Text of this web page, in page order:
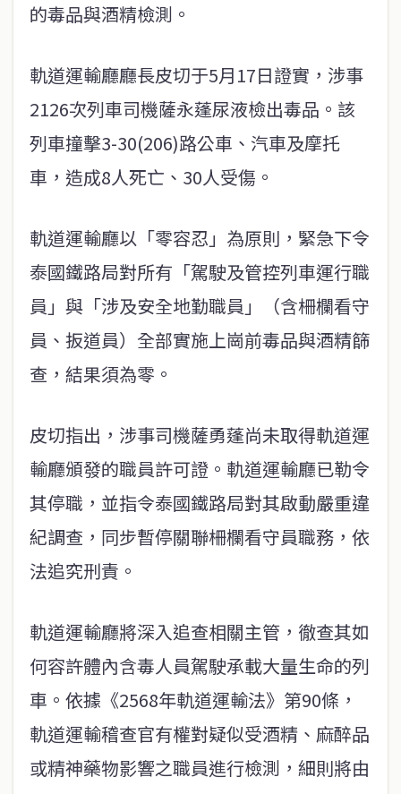
的毒品與酒精檢測。
軌道運輸廳廳長皮切于5月17日證實，涉事
2126次列車司機薩永蓬尿液檢出毒品。該
列車撞擊3-30(206)路公車、汽車及摩托
車，造成8人死亡、30人受傷。
軌道運輸廳以「零容忍」為原則，緊急下令
泰國鐵路局對所有「駕駛及管控列車運行職
員」與「涉及安全地勤職員」（含柵欄看守
員、扳道員）全部實施上崗前毒品與酒精篩
查，結果須為零。
皮切指出，涉事司機薩勇蓬尚未取得軌道運
輸廳頒發的職員許可證。軌道運輸廳已勒令
其停職，並指令泰國鐵路局對其啟動嚴重違
紀調查，同步暫停關聯柵欄看守員職務，依
法追究刑責。
軌道運輸廳將深入追查相關主管，徹查其如
何容許體內含毒人員駕駛承載大量生命的列
車。依據《2568年軌道運輸法》第90條，
軌道運輸稽查官有權對疑似受酒精、麻醉品
或精神藥物影響之職員進行檢測，細則將由